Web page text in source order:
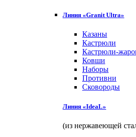
Линия «Granit Ultra»
Казаны
Кастрюли
Кастрюли-
Ковши
Наборы
Противни
Сковороды
Линия «IdeaL»
(из нержавеющей